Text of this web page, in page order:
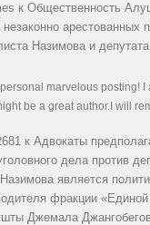
к Общественность
арестованных
Назимова и
personal marvelous posting! I
be a great author.I will
к Адвокаты
дела против
является
фракции
Джемала